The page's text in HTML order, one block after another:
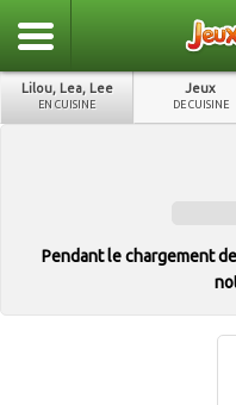
Lilou, Lea, Lee
EN CUISINE
Jeux
DE CUISINE
Pendant le chargement